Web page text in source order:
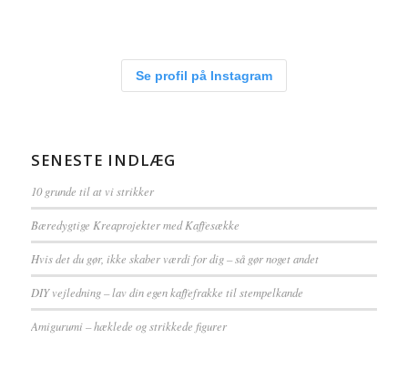
Se profil på Instagram
SENESTE INDLÆG
10 grunde til at vi strikker
Bæredygtige Kreaprojekter med Kaffesække
Hvis det du gør, ikke skaber værdi for dig – så gør noget andet
DIY vejledning – lav din egen kaffefrakke til stempelkande
Amigurumi – hæklede og strikkede figurer